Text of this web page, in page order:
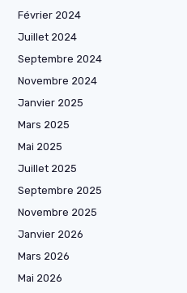
Février 2024
Juillet 2024
Septembre 2024
Novembre 2024
Janvier 2025
Mars 2025
Mai 2025
Juillet 2025
Septembre 2025
Novembre 2025
Janvier 2026
Mars 2026
Mai 2026